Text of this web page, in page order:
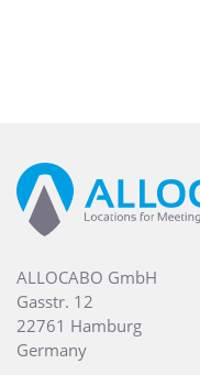
ALLOCABO GmbH
Gasstr. 12
22761 Hamburg
Germany